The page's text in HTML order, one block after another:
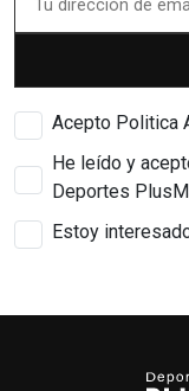
Acepto Politica
He leído y
Deportes
Estoy